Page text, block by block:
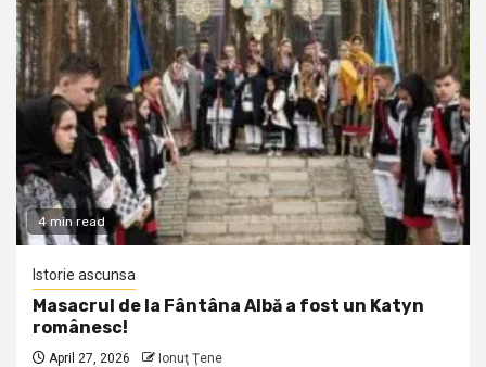
4 min read
Istorie ascunsa
Masacrul de la Fântâna Albă a fost un Katyn
românesc!
April 27, 2026 Ionuţ Ţene